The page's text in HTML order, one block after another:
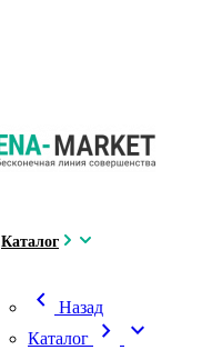
Каталог
chevron_left
Назад
Каталог
chevron_right expand_more